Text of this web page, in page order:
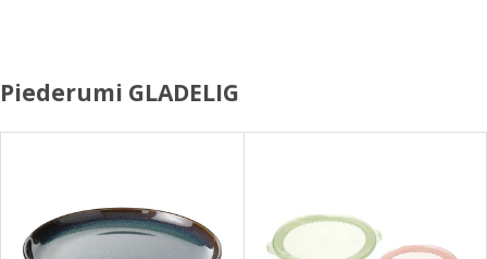
Piederumi GLADELIG